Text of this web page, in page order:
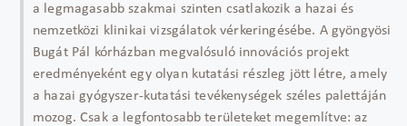
a legmagasabb szakmai szinten csatlakozik a hazai és
nemzetközi klinikai vizsgálatok vérkeringésébe. A gyöngyösi
Bugát Pál kórházban megvalósuló innovációs projekt
eredményeként egy olyan kutatási részleg jött létre, amely
a hazai gyógyszer-kutatási tevékenységek széles palettáján
mozog. Csak a legfontosabb területeket megemlítve: az